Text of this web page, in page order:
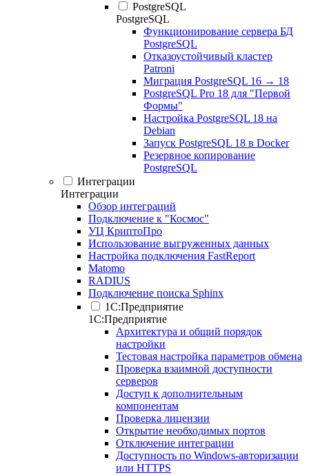
PostgreSQL
PostgreSQL
Функционирование сервера БД
PostgreSQL
Отказоустойчивый кластер
Patroni
Миграция PostgreSQL 16 → 18
PostgreSQL Pro 18 для "Первой
Формы"
Настройка PostgreSQL 18 на
Debian
Запуск PostgreSQL 18 в Docker
Резервное копирование
PostgreSQL
Интеграции
Интеграции
Обзор интеграций
Подключение к "Космос"
УЦ КриптоПро
Использование выгруженных данных
Настройка подключения FastReport
Matomo
RADIUS
Подключение поиска Sphinx
1С:Предприятие
1С:Предприятие
Архитектура и общий порядок
настройки
Тестовая настройка параметров обмена
Проверка взаимной доступности
серверов
Доступ к дополнительным
компонентам
Проверка лицензии
Открытие необходимых портов
Отключение интеграции
Доступность по Windows-авторизации
или HTTPS